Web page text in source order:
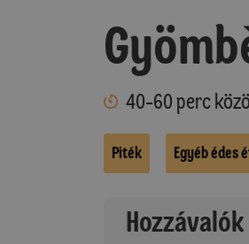
40-60 perc
Piték Egyéb édes
Hozzávalók